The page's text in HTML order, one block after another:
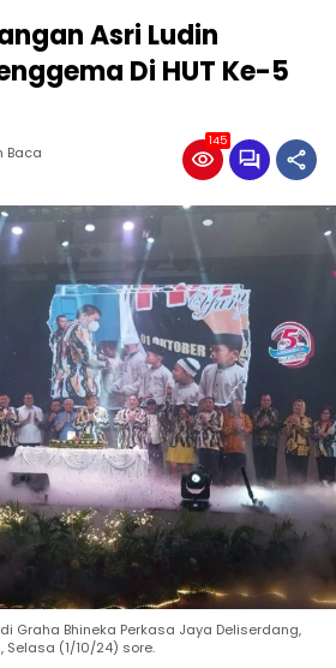
Asri Ludin
Di HUT Ke-5
Baca
145
Graha Bhineka Perkasa Jaya Deliserdang,
(1/10/24) sore.